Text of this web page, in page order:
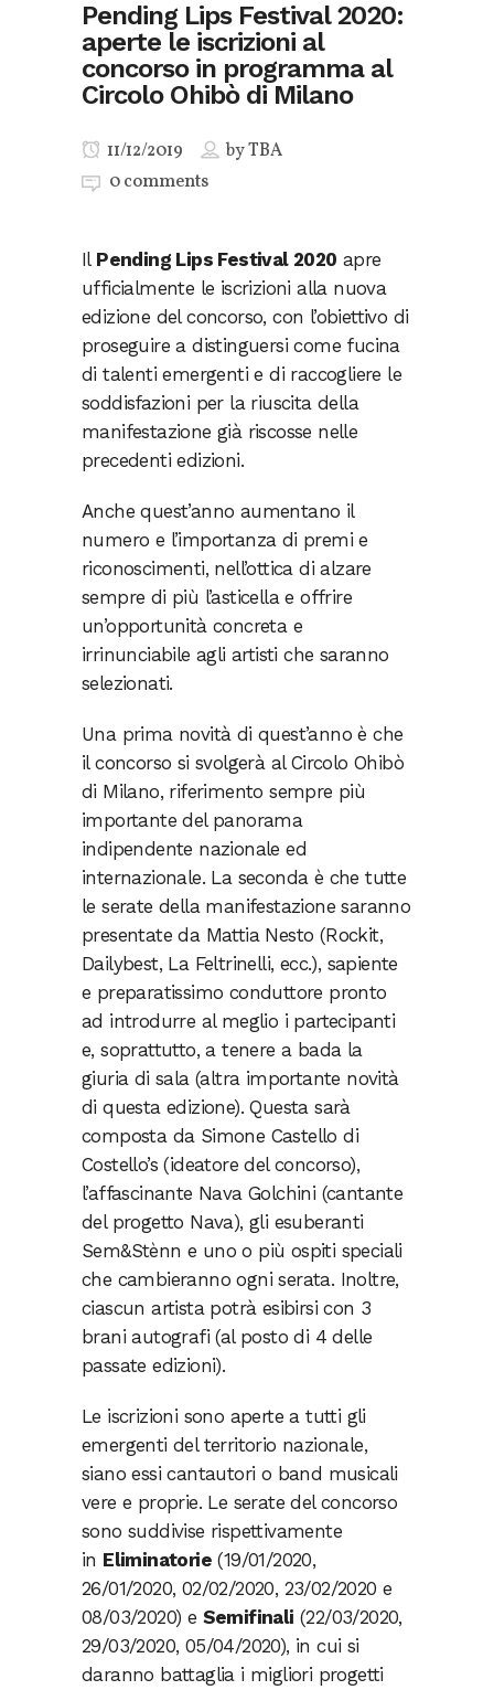
Pending Lips Festival 2020:
aperte le iscrizioni al
concorso in programma al
Circolo Ohibò di Milano
11/12/2019 byTBA
0 comments
Il Pending Lips Festival 2020 apre
ufficialmente le iscrizioni alla nuova
edizione del concorso, con l’obiettivo di
proseguire a distinguersi come fucina
di talenti emergenti e di raccogliere le
soddisfazioni per la riuscita della
manifestazione già riscosse nelle
precedenti edizioni.
Anche quest’anno aumentano il
numero e l’importanza di premi e
riconoscimenti, nell’ottica di alzare
sempre di più l’asticella e offrire
un’opportunità concreta e
irrinunciabile agli artisti che saranno
selezionati.
Una prima novità di quest’anno è che
il concorso si svolgerà al Circolo Ohibò
di Milano, riferimento sempre più
importante del panorama
indipendente nazionale ed
internazionale. La seconda è che tutte
le serate della manifestazione saranno
presentate da Mattia Nesto (Rockit,
Dailybest, La Feltrinelli, ecc.), sapiente
e preparatissimo conduttore pronto
ad introdurre al meglio i partecipanti
e, soprattutto, a tenere a bada la
giuria di sala (altra importante novità
di questa edizione). Questa sarà
composta da Simone Castello di
Costello’s (ideatore del concorso),
l’affascinante Nava Golchini (cantante
del progetto Nava), gli esuberanti
Sem&Stènn e uno o più ospiti speciali
che cambieranno ogni serata. Inoltre,
ciascun artista potrà esibirsi con 3
brani autografi (al posto di 4 delle
passate edizioni).
Le iscrizioni sono aperte a tutti gli
emergenti del territorio nazionale,
siano essi cantautori o band musicali
vere e proprie. Le serate del concorso
sono suddivise rispettivamente
in Eliminatorie (19/01/2020,
26/01/2020, 02/02/2020, 23/02/2020 e
08/03/2020) e Semifinali (22/03/2020,
29/03/2020, 05/04/2020), in cui si
daranno battaglia i migliori progetti